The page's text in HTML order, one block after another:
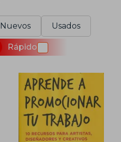
Nuevos Usados
Rápido